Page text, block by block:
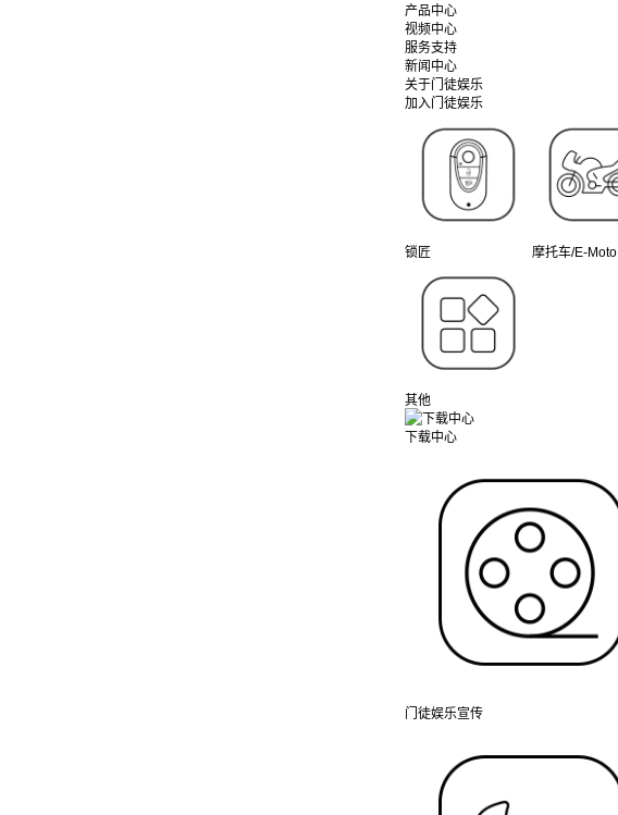
产品中心
视频中心
服务支持
新闻中心
关于门徒娱乐
加入门徒娱乐
锁匠 摩托车/E-Moto
其他
下载中心
门徒娱乐宣传